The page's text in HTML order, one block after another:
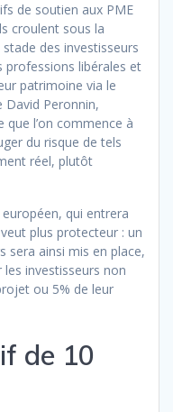
de soutien aux PME
croulent sous la
des investisseurs
professions libérales et
patrimoine via le
Peronnin,
que l’on commence à
du risque de tels
réel, plutôt
qui entrera
plus protecteur : un
sera ainsi mis en place,
investisseurs non
ou 5% de leur
de 10